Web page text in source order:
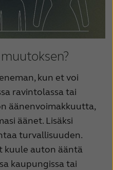
kun et voi
ravintolassa tai
äänenvoimakkuutta,
äänet. Lisäksi
turvallisuuden.
kuule auton ääntä
kaupungissa tai